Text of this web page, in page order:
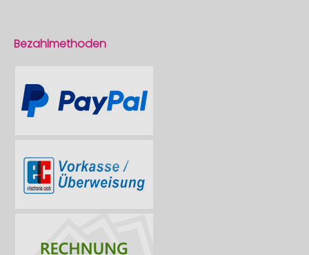
Bezahlmethoden